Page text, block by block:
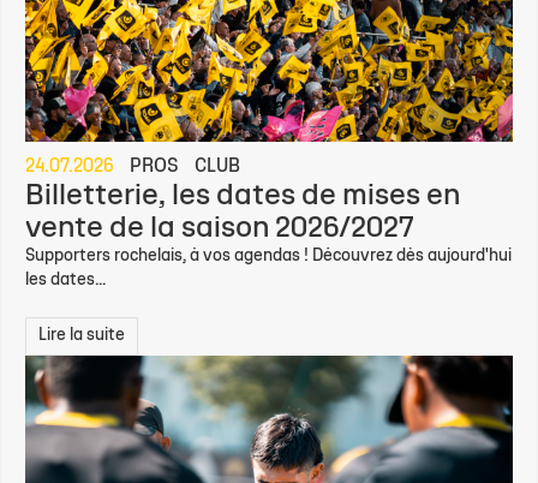
24.07.2026 PROS CLUB
Billetterie, les dates de mises en
vente de la saison 2026/2027
Supporters rochelais, à vos agendas ! Découvrez dès aujourd'hui
les dates...
Lire la suite